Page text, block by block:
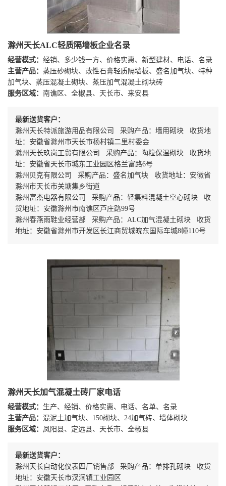
滁州天长ALC轻质隔墙板企业名录
经营模式： 经销、多少钱一方、价格实惠、新型建材、电话、名录
主营产品： 蒸压砂砌块、改性石膏轻质隔墙板、盛名加气块、特种
加气块、蒸压混凝土砌块、蒸压加气混凝土砌块砖
服务区域： 南谯区、全椒县、天长市、来安县
最新送货客户：
滁州天长特派旅游用品有限公司 采购产品：墙用砌块 收货地
址：安徽省滁州市天长市杨村镇二里村委会
滁州天长玖岚工贸有限公司 采购产品：陶粒保温砌块 收货地
址：安徽省天长市城东工业园区格兰富路6号
滁州贝克有限公司 采购产品：盛名加气块 收货地址：安徽省
滁州市天长市关塘集乡街道
滁州富杰电器有限公司 采购产品：轻集料混凝土空心砌块 收
货地址：安徽滁州市南谯区芦庄路99号
滁州春燕雨鞋业经营部 采购产品：ALC加气混凝土砌块 收货
地址：安徽省滁州市开发区长江商贸城皖东国际车城8幢110号
滁州天长加气混凝土砖厂家电话
经营模式： 生产、经销、价格实惠、电话、名单、名录
主营产品： 混泥土加气块、150砌块、24加气砖、墙体砌块
服务区域： 凤阳县、定远县、天长市、全椒县
最新送货客户：
滁州天长自动化仪表四厂销售部 采购产品：单排孔砌块 收货
地址：安徽天长市汊涧镇工业园区